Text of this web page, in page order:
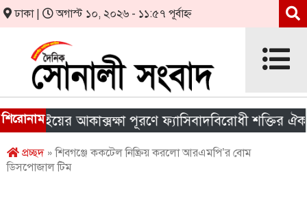
ঢাকা | অগাস্ট ১০, ২০২৬ - ১১:৫৭ পূর্বাহ্ন
শিরোনামআকাক্সক্ষা পূরণে ফ্যাসিবাদবিরোধী শক্তির ঐক্য জরুরি
প্রচ্ছদ» শিবগঞ্জে ককটেল নিষ্ক্রিয় করলো আরএমপি’র বোম
ডিসপোজাল টিম